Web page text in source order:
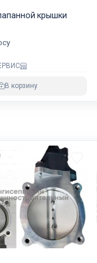
на
крышки
В корзину